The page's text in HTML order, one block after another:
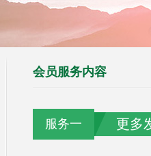
会员服务内容
服务一 更多